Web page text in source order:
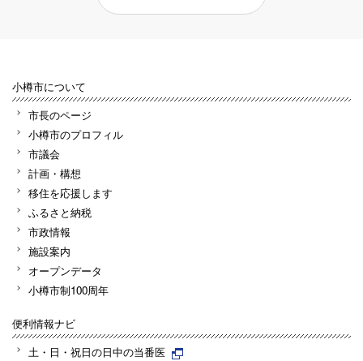
小樽市について
市長のページ
小樽市のプロフィル
市議会
計画・構想
移住を応援します
ふるさと納税
市政情報
施設案内
オープンデータ
小樽市制100周年
便利情報ナビ
土・日・祝日の日中の当番医